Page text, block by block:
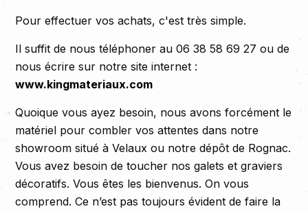
Pour effectuer vos achats, c'est très simple.
Il suffit de nous téléphoner au 06 38 58 69 27 ou de
nous écrire sur notre site internet :
www.kingmateriaux.com
Quoique vous ayez besoin, nous avons forcément le
matériel pour combler vos attentes dans notre
showroom situé à Velaux ou notre dépôt de Rognac.
Vous avez besoin de toucher nos galets et graviers
décoratifs. Vous êtes les bienvenus. On vous
comprend. Ce n’est pas toujours évident de faire la